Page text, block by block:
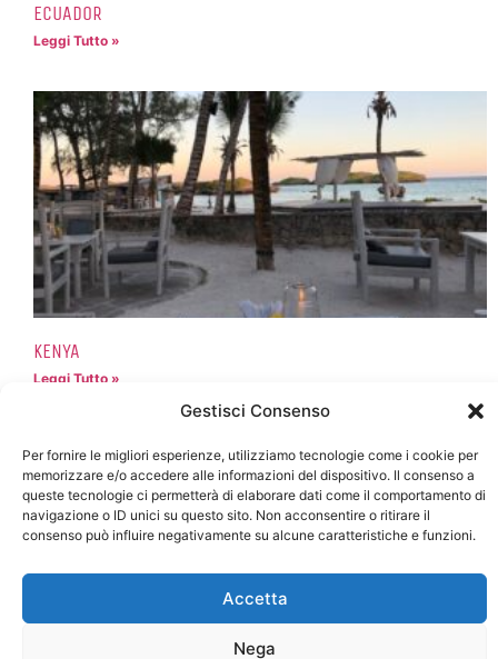
Gestisci Consenso
Per fornire le migliori esperienze, utilizziamo tecnologie come i cookie per
memorizzare e/o accedere alle informazioni del dispositivo. Il consenso a
queste tecnologie ci permetterà di elaborare dati come il comportamento di
navigazione o ID unici su questo sito. Non acconsentire o ritirare il
consenso può influire negativamente su alcune caratteristiche e funzioni.
Accetta
Nega
ECUADOR
Leggi Tutto »
KENYA
Leggi Tutto »